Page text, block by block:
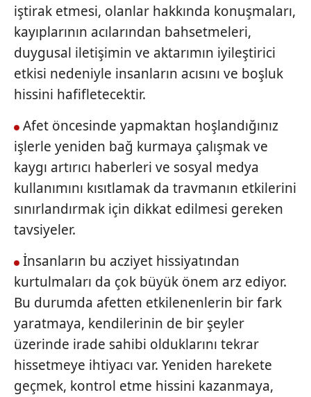
iştirak etmesi, olanlar hakkında konuşmaları,
kayıplarının acılarından bahsetmeleri,
duygusal iletişimin ve aktarımın iyileştirici
etkisi nedeniyle insanların acısını ve boşluk
hissini hafifletecektir.
Afet öncesinde yapmaktan hoşlandığınız
işlerle yeniden bağ kurmaya çalışmak ve
kaygı artırıcı haberleri ve sosyal medya
kullanımını kısıtlamak da travmanın etkilerini
sınırlandırmak için dikkat edilmesi gereken
tavsiyeler.
İnsanların bu acziyet hissiyatından
kurtulmaları da çok büyük önem arz ediyor.
Bu durumda afetten etkilenenlerin bir fark
yaratmaya, kendilerinin de bir şeyler
üzerinde irade sahibi olduklarını tekrar
hissetmeye ihtiyacı var. Yeniden harekete
geçmek, kontrol etme hissini kazanmaya,